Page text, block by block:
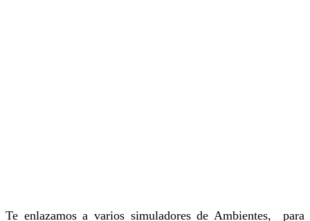
Te enlazamos a varios simuladores de Ambientes, para